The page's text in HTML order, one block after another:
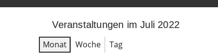
Veranstaltungen im Juli 2022
Monat
Woche
Tag